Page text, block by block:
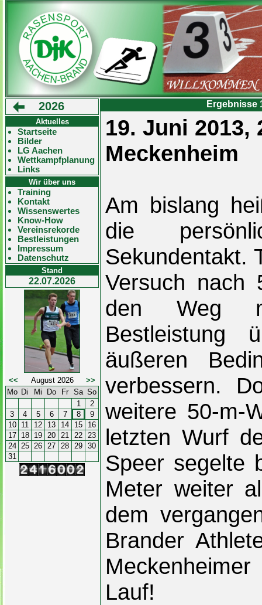
2026
Aktuelles
Startseite
Bilder
LG Aachen
Wettkampfplanung
Links
Wir über uns
Training
Kontakt
Wissenswertes
Know-How
Vereinsrekorde
Bestleistungen
Impressum
Datenschutz
Stand
22.07.2026
<< >>
August 2026
Mo Di Mi Do Fr Sa So
1
2
3
4 5 6 7 8
9
10
11 12 13 14 15
16
17
18 19 20 21 22 23
24 25 26 27 28 29 30
31
Ergebnisse
19. Juni
Meckenheim
Am bislang
die
Sekundentakt.
Versuch nach
den Weg
äußeren
verbessern.
weitere 50-m-
letzten Wurf
Speer segelte
Meter weiter
dem
Brander
Lauf!